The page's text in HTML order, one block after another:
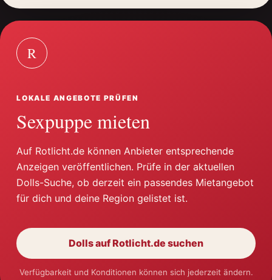
R
LOKALE ANGEBOTE PRÜFEN
Sexpuppe mieten
Auf Rotlicht.de können Anbieter entsprechende
Anzeigen veröffentlichen. Prüfe in der aktuellen
Dolls-Suche, ob derzeit ein passendes Mietangebot
für dich und deine Region gelistet ist.
Dolls auf Rotlicht.de suchen
öffnet
neues
Fenster
Verfügbarkeit und Konditionen können sich jederzeit ändern.